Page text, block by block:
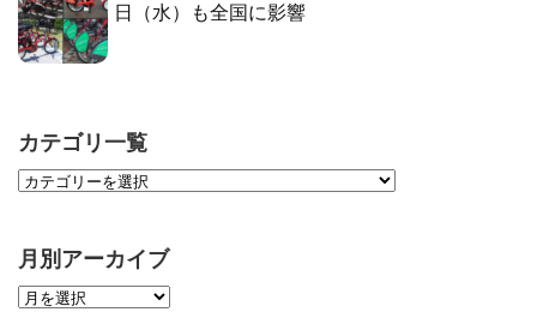
日（水）も全国に影響
カテゴリ一覧
月別アーカイブ